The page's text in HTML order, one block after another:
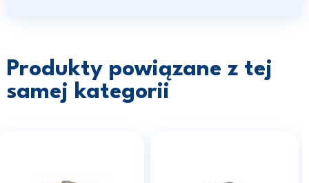
Produkty powiązane z tej
samej kategorii